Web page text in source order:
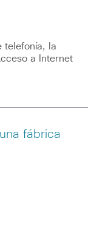
telefonía, la
a Internet
fábrica